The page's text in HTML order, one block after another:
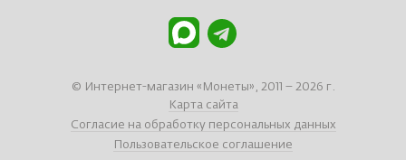
© Интернет-магазин «Монеты», 2011 – 2026 г.
Карта сайта
Согласие на обработку персональных данных
Пользовательское соглашение